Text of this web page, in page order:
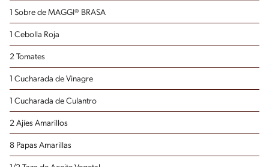
1 Sobre de MAGGI® BRASA
1 Cebolla Roja
2 Tomates
1 Cucharada de Vinagre
1 Cucharada de Culantro
2 Ajíes Amarillos
8 Papas Amarillas